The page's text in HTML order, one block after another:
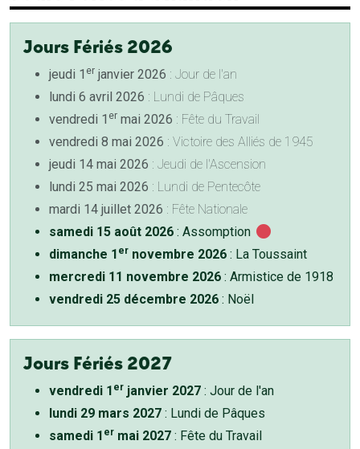
Jours Fériés 2026
jeudi 1 er janvier 2026 : Jour de l'an
lundi 6 avril 2026 : Lundi de Pâques
vendredi 1 er mai 2026 : Fête du Travail
vendredi 8 mai 2026 : Victoire des Alliés de 1945
jeudi 14 mai 2026 : Jeudi de l'Ascension
lundi 25 mai 2026 : Lundi de Pentecôte
mardi 14 juillet 2026 : Fête Nationale
samedi 15 août 2026 : Assomption
dimanche 1 er novembre 2026 : La Toussaint
mercredi 11 novembre 2026 : Armistice de 1918
vendredi 25 décembre 2026 : Noël
Jours Fériés 2027
vendredi 1 er janvier 2027 : Jour de l'an
lundi 29 mars 2027 : Lundi de Pâques
samedi 1 er mai 2027 : Fête du Travail